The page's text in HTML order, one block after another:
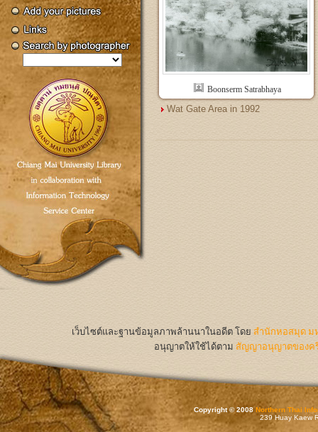
Boonserm Satrabhaya
Wat Gate Area in 1992
เว็บไซต์และฐานข้อมูลภาพล้านนาในอดีต โดย สำนักหอสมุด ม
อนุญาตให้ใช้ได้ตาม สัญญาอนุญาตของค
Copyright © 2008Northern Thai
239 Huay Kaew